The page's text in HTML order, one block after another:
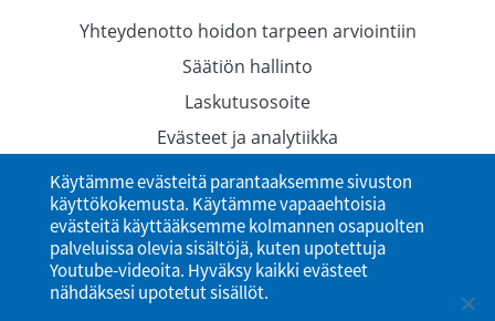
Yhteydenotto hoidon tarpeen arviointiin
Säätiön hallinto
Laskutusosoite
Evästeet ja analytiikka
Tietosuojaselosteet
Saavutettavuusseloste
Käytämme evästeitä parantaaksemme sivuston
käyttökokemusta. Käytämme vapaaehtoisia
evästeitä käyttääksemme kolmannen osapuolten
palveluissa olevia sisältöjä, kuten upotettuja
Youtube-videoita. Hyväksy kaikki evästeet
nähdäksesi upotetut sisällöt.